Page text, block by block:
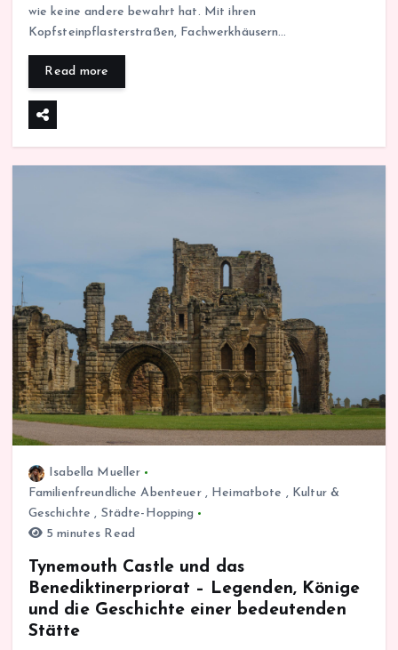
wie keine andere bewahrt hat. Mit ihren
Kopfsteinpflasterstraßen, Fachwerkhäusern…
Read more
Isabella Mueller
Familienfreundliche Abenteuer, Heimatbote , Kultur &
Geschichte , Städte-Hopping
5 minutes Read
Tynemouth Castle und das
Benediktinerpriorat – Legenden, Könige
und die Geschichte einer bedeutenden
Stätte